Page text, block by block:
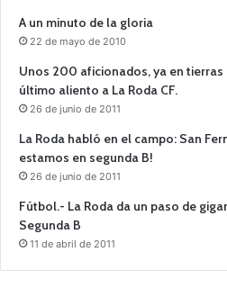
A un minuto de la gloria
22 de mayo de 2010
Unos 200 aficionados, ya en
último aliento a La Roda CF.
26 de junio de 2011
La Roda habló en el campo: San
estamos en segunda B!
26 de junio de 2011
Fútbol.- La Roda da un paso de
Segunda B
11 de abril de 2011